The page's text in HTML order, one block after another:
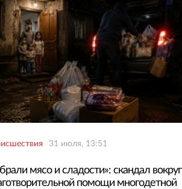
31 июля, 13:51
мясо и сладости»: скандал вокруг
помощи многодетной